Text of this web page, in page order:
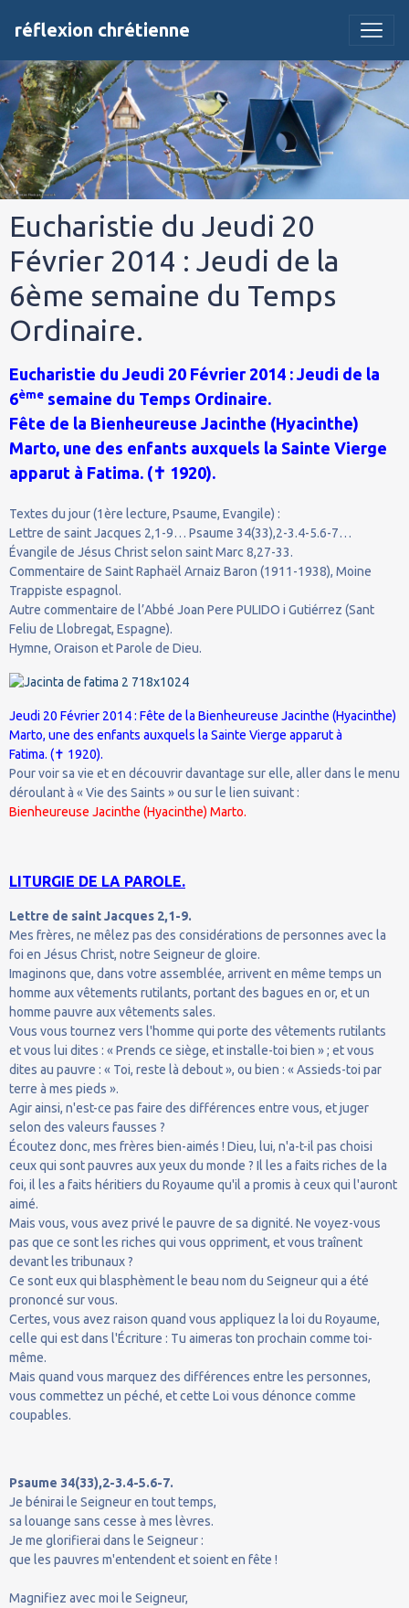
réflexion chrétienne
Eucharistie du Jeudi 20
Février 2014 : Jeudi de la
6ème semaine du Temps
Ordinaire.
Eucharistie du Jeudi 20 Février 2014 : Jeudi de la
6ème semaine du Temps Ordinaire.
Fête de la Bienheureuse Jacinthe (Hyacinthe)
Marto, une des enfants auxquels la Sainte Vierge
apparut à Fatima. (✝ 1920).
Textes du jour (1ère lecture, Psaume, Evangile) :
Lettre de saint Jacques 2,1-9… Psaume 34(33),2-3.4-5.6-7…
Évangile de Jésus Christ selon saint Marc 8,27-33.
Commentaire de Saint Raphaël Arnaiz Baron (1911-1938), Moine
Trappiste espagnol.
Autre commentaire de l’Abbé Joan Pere PULIDO i Gutiérrez (Sant
Feliu de Llobregat, Espagne).
Hymne, Oraison et Parole de Dieu.
Jeudi 20 Février 2014 : Fête de la Bienheureuse Jacinthe (Hyacinthe)
Marto, une des enfants auxquels la Sainte Vierge apparut à
Fatima. (✝ 1920).
Pour voir sa vie et en découvrir davantage sur elle, aller dans le menu
déroulant à « Vie des Saints » ou sur le lien suivant :
Bienheureuse Jacinthe (Hyacinthe) Marto.
LITURGIE DE LA PAROLE.
Lettre de saint Jacques 2,1-9.
Mes frères, ne mêlez pas des considérations de personnes avec la
foi en Jésus Christ, notre Seigneur de gloire.
Imaginons que, dans votre assemblée, arrivent en même temps un
homme aux vêtements rutilants, portant des bagues en or, et un
homme pauvre aux vêtements sales.
Vous vous tournez vers l'homme qui porte des vêtements rutilants
et vous lui dites : « Prends ce siège, et installe-toi bien » ; et vous
dites au pauvre : « Toi, reste là debout », ou bien : « Assieds-toi par
terre à mes pieds ».
Agir ainsi, n'est-ce pas faire des différences entre vous, et juger
selon des valeurs fausses ?
Écoutez donc, mes frères bien-aimés ! Dieu, lui, n'a-t-il pas choisi
ceux qui sont pauvres aux yeux du monde ? Il les a faits riches de la
foi, il les a faits héritiers du Royaume qu'il a promis à ceux qui l'auront
aimé.
Mais vous, vous avez privé le pauvre de sa dignité. Ne voyez-vous
pas que ce sont les riches qui vous oppriment, et vous traînent
devant les tribunaux ?
Ce sont eux qui blasphèment le beau nom du Seigneur qui a été
prononcé sur vous.
Certes, vous avez raison quand vous appliquez la loi du Royaume,
celle qui est dans l'Écriture : Tu aimeras ton prochain comme toi-
même.
Mais quand vous marquez des différences entre les personnes,
vous commettez un péché, et cette Loi vous dénonce comme
coupables.
Psaume 34(33),2-3.4-5.6-7.
Je bénirai le Seigneur en tout temps,
sa louange sans cesse à mes lèvres.
Je me glorifierai dans le Seigneur :
que les pauvres m'entendent et soient en fête !
Magnifiez avec moi le Seigneur,